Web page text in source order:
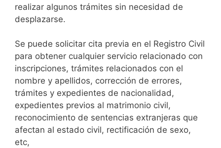
realizar algunos trámites sin necesidad de
desplazarse.​
Se puede solicitar cita previa en el Registro Civil
para obtener cualquier servicio relacionado con
inscripciones, trámites relacionados con el
nombre y apellidos, corrección de errores,
trámites y expedientes de nacionalidad,
expedientes previos al matrimonio civil,
reconocimiento de sentencias extranjeras que
afectan al estado civil, rectificación de sexo,
etc,